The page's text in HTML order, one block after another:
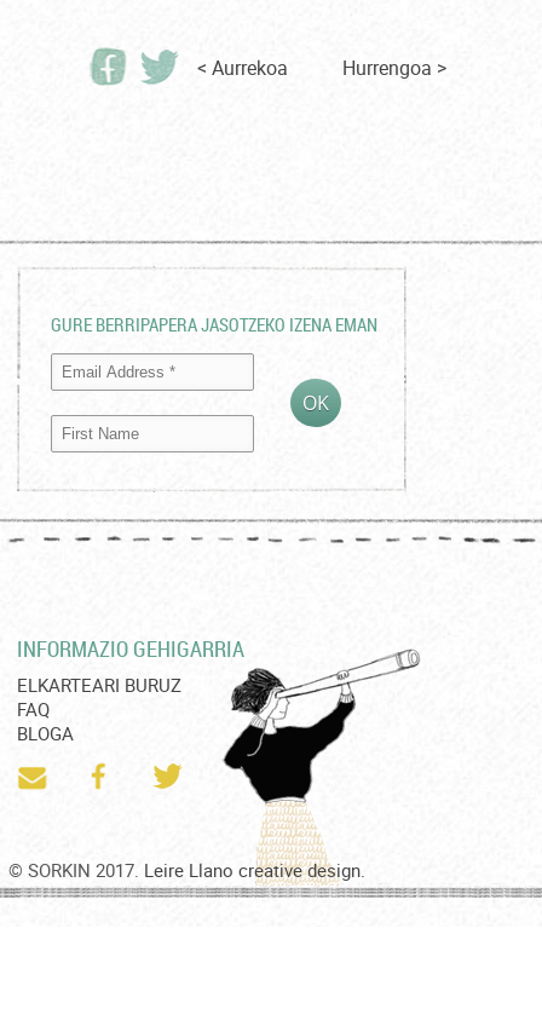
< Aurrekoa Hurrengoa >
GURE BERRIPAPERA JASOTZEKO IZENA EMAN
INFORMAZIO GEHIGARRIA
ELKARTEARI BURUZ
FAQ
BLOGA
© SORKIN 2017. Leire Llano creative design.